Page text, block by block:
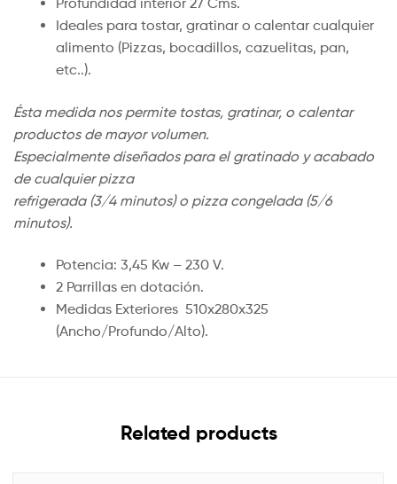
Ideales para tostar, gratinar o calentar cualquier
alimento (Pizzas, bocadillos, cazuelitas, pan,
etc..).
Ésta medida nos permite tostas, gratinar, o calentar
productos de mayor volumen.
Especialmente diseñados para el gratinado y acabado
de cualquier pizza
refrigerada (3/4 minutos) o pizza congelada (5/6
minutos).
Potencia: 3,45 Kw – 230 V.
2 Parrillas en dotación.
Medidas Exteriores 510x280x325
(Ancho/Profundo/Alto).
Related products